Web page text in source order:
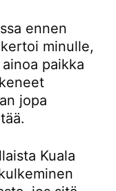
ennen
minulle,
paikka
jopa
Kuala